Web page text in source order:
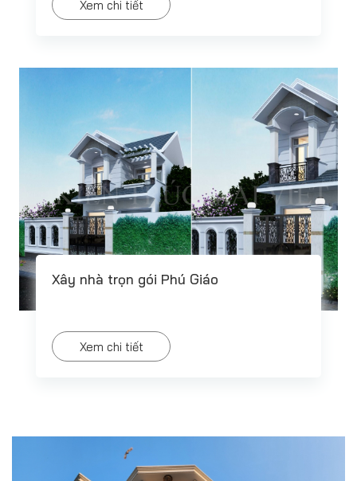
Xem chi tiết
Xây nhà trọn gói Phú Giáo
Xem chi tiết